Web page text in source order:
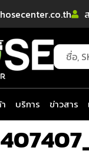
บริการ ข่าวสาร